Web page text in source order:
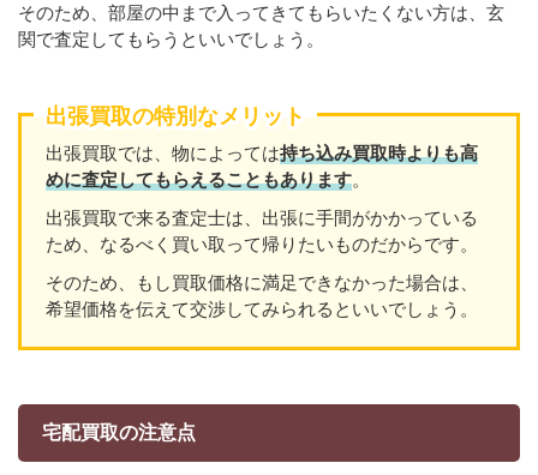
そのため、部屋の中まで入ってきてもらいたくない方は、玄
関で査定してもらうといいでしょう。
出張買取の特別なメリット
出張買取では、物によっては持ち込み買取時よりも高
めに査定してもらえることもあります。
出張買取で来る査定士は、出張に手間がかかっている
ため、なるべく買い取って帰りたいものだからです。
そのため、もし買取価格に満足できなかった場合は、
希望価格を伝えて交渉してみられるといいでしょう。
宅配買取の注意点